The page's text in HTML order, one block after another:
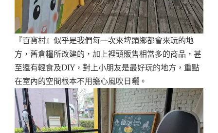
『百寶村』似乎是我們每一次來埤頭鄉都會來玩的地
方，舊倉糧所改建的，加上裡頭販售相當多的商品，甚
至還有輕食及DIY，對上小朋友是最好玩的地方，重點
在室內的空間根本不用擔心風吹日曬。